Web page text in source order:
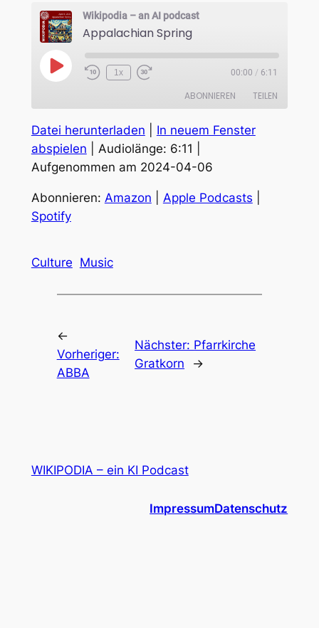
Wikipodia – an AI podcast
Appalachian Spring
Play
Episode
1x 00:00 / 6:11
ABONNIEREN TEILEN
Amazon Apple Podcasts
TEILEN
LINK
EMBED
Datei herunterladen
In neuem Fenster
abspielen
Audiolänge: 6:11
Aufgenommen am 2024-04-06
Abonnieren: Amazon Apple Podcasts
Spotify
Culture Music
←
Vorheriger:
ABBA
Nächster: Pfarrkirche
Gratkorn
→
WIKIPODIA – ein KI Podcast
ImpressumDatenschutz